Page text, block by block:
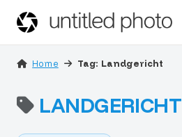
Home Tag: Landgericht
LANDGERICHT